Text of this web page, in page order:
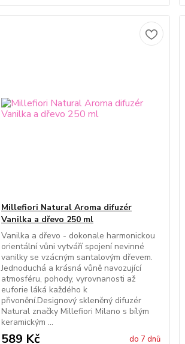
Millefiori Natural Aroma difuzér
Vanilka a dřevo 250 ml
Vanilka a dřevo - dokonale harmonickou
orientální vůni vytváří spojení nevinné
vanilky se vzácným santalovým dřevem.
Jednoduchá a krásná vůně navozující
atmosféru, pohody, vyrovnanosti až
euforie láká každého k
přivonění.Designový skleněný difuzér
Natural značky Millefiori Milano s bílým
keramickým ...
589 Kč do 7 dnů